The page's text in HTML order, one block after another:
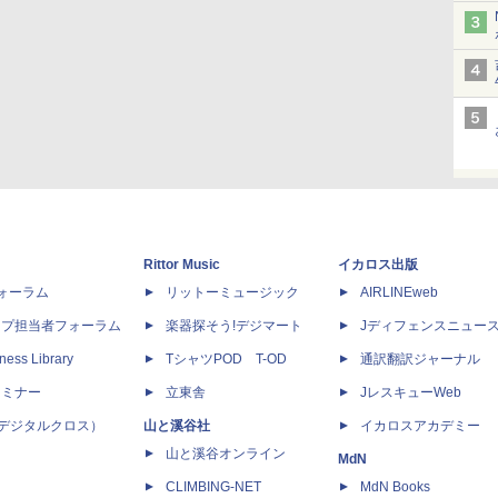
ーラム
担当者フォーラム
Library
ナー
ジタルクロス）
Rittor Music
リットーミュージック
楽器探そう!デジマート
TシャツPOD T-OD
立東舎
山と溪谷社
山と溪谷オンライン
CLIMBING-NET
イカロス出版
AIRLINEweb
Jディフェンスニュー
通訳翻訳ジャーナル
JレスキューWeb
イカロスアカデミー
MdN
MdN Books